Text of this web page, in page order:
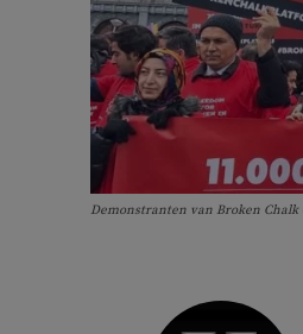
Demonstranten van Broken Chalk